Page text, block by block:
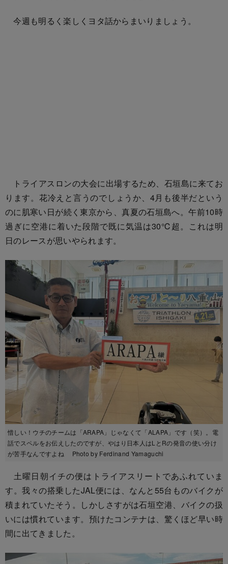
今週も明るく楽しくヨタ話からまいりましょう。
トライアスロンの大会に出場するため、石垣島に来てお
ります。花冷えと言うのでしょうか、4月も後半だという
のに肌寒い日が続く東京から、真夏の石垣島へ。午前10時
過ぎに空港に着いた段階で既に気温は30℃超。これは明
日のレースが思いやられます。
惜しい！ウチのチームは「ARAPA」じゃなくて「ALAPA」です（笑）。電
話でスペルをお伝えしたのですが、やはり日本人はLとRの発音の使い分け
が苦手なんですよね Photo by Ferdinand Yamaguchi
土曜日朝イチの便はトライアスリートであふれていま
す。我々の搭乗したJAL便には、なんと55台ものバイクが
積まれていたそう。しかしさすがは石垣空港、バイクの扱
いには慣れています。預けたコンテナは、驚くほど早い時
間に出てきました。